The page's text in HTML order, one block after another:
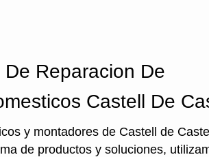
De Reparacion De
Castell De
y montadores de Castell de
de productos y soluciones,